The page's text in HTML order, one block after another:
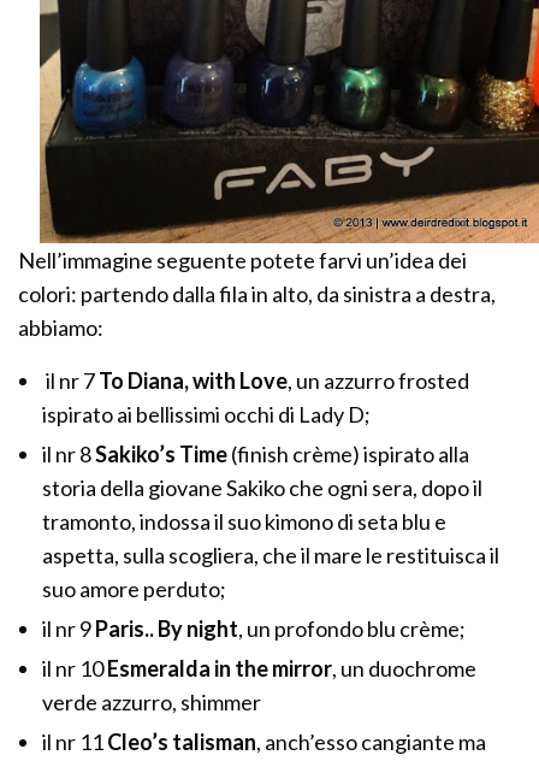
Nell’immagine seguente potete farvi un’idea dei
colori: partendo dalla fila in alto, da sinistra a destra,
abbiamo:
il nr 7To Diana, with Love, un azzurro frosted
ispirato ai bellissimi occhi di Lady D;
il nr 8Sakiko’s Time(finish crème) ispirato alla
storia della giovane Sakiko che ogni sera, dopo il
tramonto, indossa il suo kimono di seta blu e
aspetta, sulla scogliera, che il mare le restituisca il
suo amore perduto;
il nr 9Paris.. By night, un profondo blu crème;
il nr 10Esmeralda in the mirror, un duochrome
verde azzurro, shimmer
il nr 11Cleo’s talisman, anch’esso cangiante ma